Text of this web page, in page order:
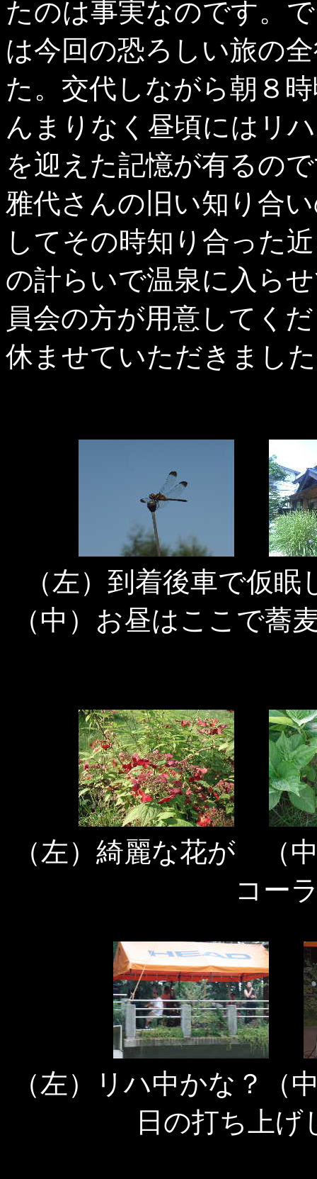
たのは事実なのです。
は今回の恐ろしい旅の
た。交代しながら朝８
んまりなく昼頃にはリ
を迎えた記憶が有るの
雅代さんの旧い知り合
してその時知り合った
の計らいで温泉に入ら
員会の方が用意してく
休ませていただきまし
（左）到着後車で仮
（中）お昼はここで
（左）綺麗な花が （
コー
（左）リハ中かな？
日の打ち上